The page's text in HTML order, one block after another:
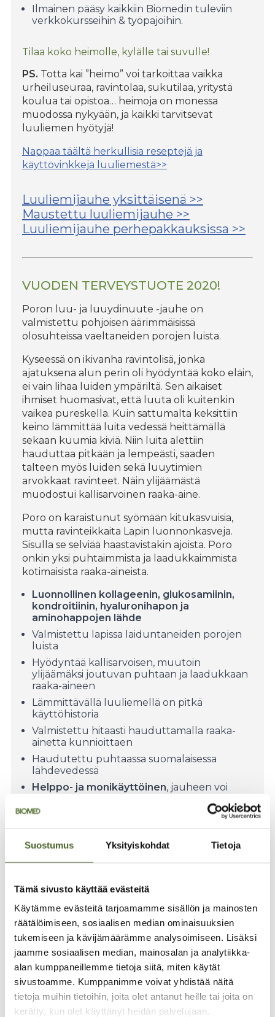
Suostumus Yksityiskohdat Tietoja
Tämä sivusto käyttää evästeitä
Käytämme evästeitä tarjoamamme sisällön ja mainosten
räätälöimiseen, sosiaalisen median ominaisuuksien
tukemiseen ja kävijämäärämme analysoimiseen. Lisäksi
jaamme sosiaalisen median, mainosalan ja analytiikka-
alan kumppaneillemme tietoja siitä, miten käytät
sivustoamme. Kumppanimme voivat yhdistää näitä
tietoja muihin tietoihin, joita olet antanut heille tai joita on
kerätty, kun olet käyttänyt heidän palvelujaan.
Ilmainen pääsy kaikkiin Biomedin tuleviin
verkkokursseihin & työpajoihin.
Tilaa koko heimolle, kylälle tai suvulle!
PS. Totta kai ”heimo” voi tarkoittaa vaikka
urheiluseuraa, ravintolaa, sukutilaa, yritystä
koulua tai opistoa… heimoja on monessa
muodossa nykyään, ja kaikki tarvitsevat
luuliemen hyötyjä!
Nappaa täältä herkullisia reseptejä ja
käyttövinkkejä luuliemestä>>
Luuliemijauhe yksittäisenä >>
Maustettu luuliemijauhe >>
Luuliemijauhe perhepakkauksissa >>
VUODEN TERVEYSTUOTE 2020!
Poron luu- ja luuydinuute -jauhe on
valmistettu pohjoisen äärimmäisissä
olosuhteissa vaeltaneiden porojen luista.
Kyseessä on ikivanha ravintolisä, jonka
ajatuksena alun perin oli hyödyntää koko eläin,
ei vain lihaa luiden ympäriltä. Sen aikaiset
ihmiset huomasivat, että luuta oli kuitenkin
vaikea pureskella. Kuin sattumalta keksittiin
keino lämmittää luita vedessä heittämällä
sekaan kuumia kiviä. Niin luita alettiin
hauduttaa pitkään ja lempeästi, saaden
talteen myös luiden sekä luuytimien
arvokkaat ravinteet. Näin ylijäämästä
muodostui kallisarvoinen raaka-aine.
Poro on karaistunut syömään kitukasvuisia,
mutta ravinteikkaita Lapin luonnonkasveja.
Sisulla se selviää haastavistakin ajoista. Poro
onkin yksi puhtaimmista ja laadukkaimmista
kotimaisista raaka-aineista.
Luonnollinen kollageenin, glukosamiinin,
kondroitiinin, hyaluronihapon ja
aminohappojen lähde
Valmistettu lapissa laiduntaneiden porojen
luista
Hyödyntää kallisarvoisen, muutoin
ylijäämäksi joutuvan puhtaan ja laadukkaan
raaka-aineen
Lämmittävällä luuliemellä on pitkä
käyttöhistoria
Valmistettu hitaasti hauduttamalla raaka-
ainetta kunnioittaen
Haudutettu puhtaassa suomalaisessa
lähdevedessä
Helppo- ja monikäyttöinen, jauheen voi
kera tai suolaisiin/makeisiin ruokiin ja juomiin.
Puhdas suomalainen lähdevesi
Pohjoisen puolivillin metsäeläimen, poron
Omenaviinietikka
Lisäaineeton